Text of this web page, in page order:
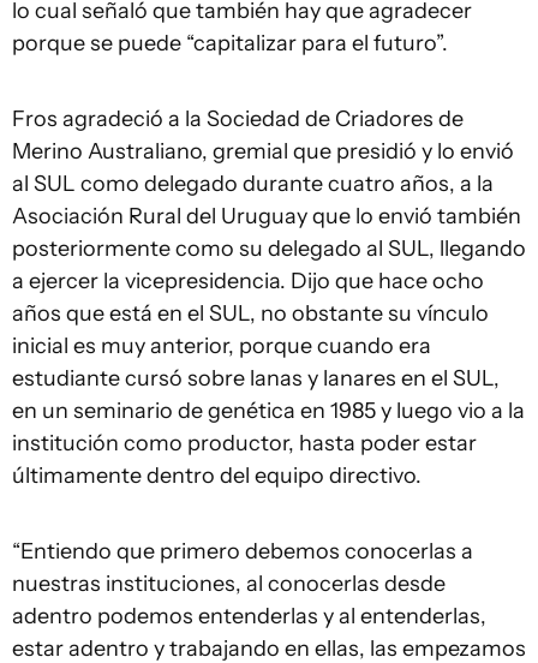
lo cual señaló que también hay que agradecer
porque se puede “capitalizar para el futuro”.
Fros agradeció a la Sociedad de Criadores de
Merino Australiano, gremial que presidió y lo envió
al SUL como delegado durante cuatro años, a la
Asociación Rural del Uruguay que lo envió también
posteriormente como su delegado al SUL, llegando
a ejercer la vicepresidencia. Dijo que hace ocho
años que está en el SUL, no obstante su vínculo
inicial es muy anterior, porque cuando era
estudiante cursó sobre lanas y lanares en el SUL,
en un seminario de genética en 1985 y luego vio a la
institución como productor, hasta poder estar
últimamente dentro del equipo directivo.
“Entiendo que primero debemos conocerlas a
nuestras instituciones, al conocerlas desde
adentro podemos entenderlas y al entenderlas,
estar adentro y trabajando en ellas, las empezamos